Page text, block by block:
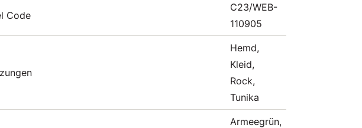
Code
C23/WEB-
110905
Hemd,
Kleid,
Rock,
Tunika
Armeegrün,